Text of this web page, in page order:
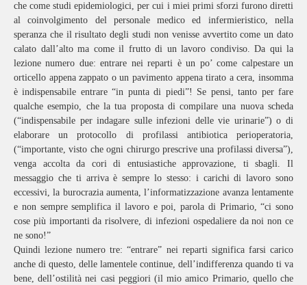
che come studi epidemiologici, per cui i miei primi sforzi furono diretti
al coinvolgimento del personale medico ed infermieristico, nella
speranza che il risultato degli studi non venisse avvertito come un dato
calato dall’alto ma come il frutto di un lavoro condiviso. Da qui la
lezione numero due: entrare nei reparti è un po’ come calpestare un
orticello appena zappato o un pavimento appena tirato a cera, insomma
è indispensabile entrare “in punta di piedi”! Se pensi, tanto per fare
qualche esempio, che la tua proposta di compilare una nuova scheda
(“indispensabile per indagare sulle infezioni delle vie urinarie”) o di
elaborare un protocollo di profilassi antibiotica perioperatoria,
(“importante, visto che ogni chirurgo prescrive una profilassi diversa”),
venga accolta da cori di entusiastiche approvazione, ti sbagli. Il
messaggio che ti arriva è sempre lo stesso: i carichi di lavoro sono
eccessivi, la burocrazia aumenta, l’informatizzazione avanza lentamente
e non sempre semplifica il lavoro e poi, parola di Primario, “ci sono
cose più importanti da risolvere, di infezioni ospedaliere da noi non ce
ne sono!”
Quindi lezione numero tre: “entrare” nei reparti significa farsi carico
anche di questo, delle lamentele continue, dell’indifferenza quando ti va
bene, dell’ostilità nei casi peggiori (il mio amico Primario, quello che